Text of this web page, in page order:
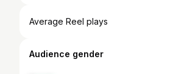
Average Reel plays
Audience gender